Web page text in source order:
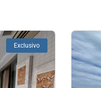
Exclusivo